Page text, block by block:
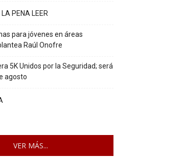
PENA LEER
para jóvenes en áreas
Raúl Onofre
5K Unidos por la Seguridad; será
agosto
VER MÁS...